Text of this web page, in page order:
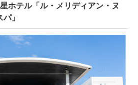
ホテル「ル・メリディアン・ヌ
」